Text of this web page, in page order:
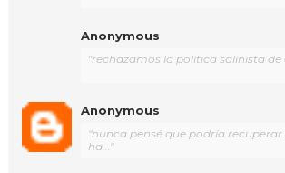
Anonymous
"rechazamos la política salinista de
Anonymous
"nunca pensé que podría
ha..."